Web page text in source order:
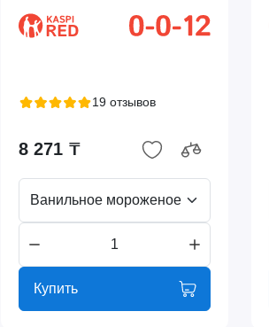
19 отзывов
8 271 ₸
Ванильное мороженое
Купить